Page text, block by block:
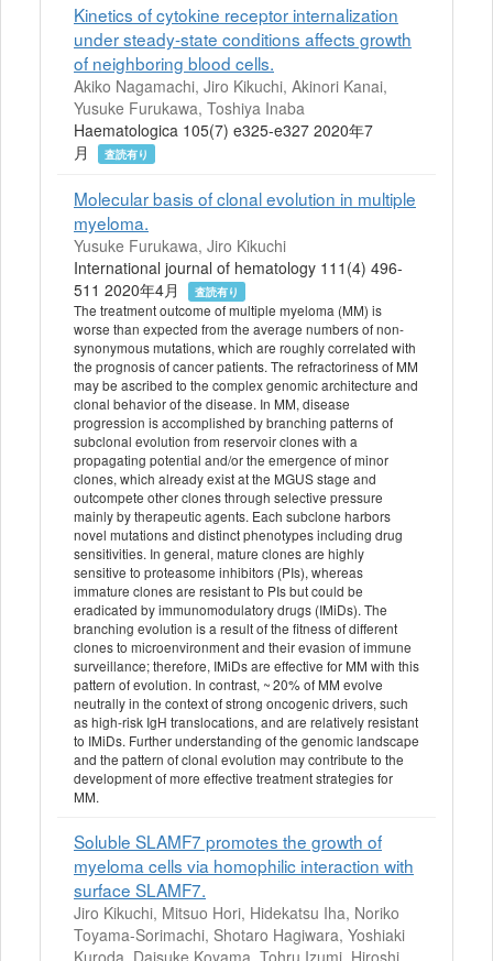
Kinetics of cytokine receptor internalization
under steady-state conditions affects growth
of neighboring blood cells.
Akiko Nagamachi, Jiro Kikuchi, Akinori Kanai,
Yusuke Furukawa, Toshiya Inaba
Haematologica 105(7) e325-e327 2020年7
月
査読有り
Molecular basis of clonal evolution in multiple
myeloma.
Yusuke Furukawa, Jiro Kikuchi
International journal of hematology 111(4) 496-
511 2020年4月
査読有り
The treatment outcome of multiple myeloma (MM) is
worse than expected from the average numbers of non-
synonymous mutations, which are roughly correlated with
the prognosis of cancer patients. The refractoriness of MM
may be ascribed to the complex genomic architecture and
clonal behavior of the disease. In MM, disease
progression is accomplished by branching patterns of
subclonal evolution from reservoir clones with a
propagating potential and/or the emergence of minor
clones, which already exist at the MGUS stage and
outcompete other clones through selective pressure
mainly by therapeutic agents. Each subclone harbors
novel mutations and distinct phenotypes including drug
sensitivities. In general, mature clones are highly
sensitive to proteasome inhibitors (PIs), whereas
immature clones are resistant to PIs but could be
eradicated by immunomodulatory drugs (IMiDs). The
branching evolution is a result of the fitness of different
clones to microenvironment and their evasion of immune
surveillance; therefore, IMiDs are effective for MM with this
pattern of evolution. In contrast, ~ 20% of MM evolve
neutrally in the context of strong oncogenic drivers, such
as high-risk IgH translocations, and are relatively resistant
to IMiDs. Further understanding of the genomic landscape
and the pattern of clonal evolution may contribute to the
development of more effective treatment strategies for
MM.
Soluble SLAMF7 promotes the growth of
myeloma cells via homophilic interaction with
surface SLAMF7.
Jiro Kikuchi, Mitsuo Hori, Hidekatsu Iha, Noriko
Toyama-Sorimachi, Shotaro Hagiwara, Yoshiaki
Kuroda, Daisuke Koyama, Tohru Izumi, Hiroshi